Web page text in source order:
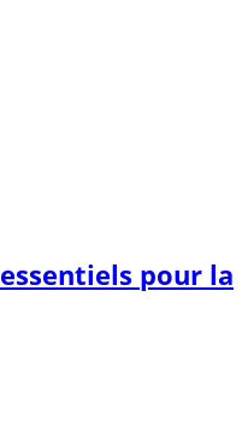
pour la